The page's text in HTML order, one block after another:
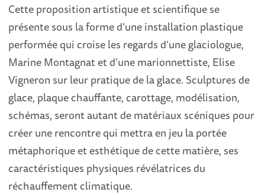
Cette proposition artistique et scientifique se
présente sous la forme d’une installation plastique
performée qui croise les regards d’une glaciologue,
Marine Montagnat et d’une marionnettiste, Elise
Vigneron sur leur pratique de la glace. Sculptures de
glace, plaque chauffante, carottage, modélisation,
schémas, seront autant de matériaux scéniques pour
créer une rencontre qui mettra en jeu la portée
métaphorique et esthétique de cette matière, ses
caractéristiques physiques révélatrices du
réchauffement climatique.